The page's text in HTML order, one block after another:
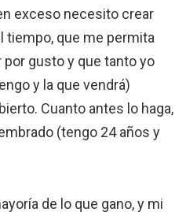
exceso necesito crear
tiempo, que me permita
por gusto y que tanto yo
y la que vendrá)
Cuanto antes lo haga,
(tengo 24 años y
de lo que gano, y mi